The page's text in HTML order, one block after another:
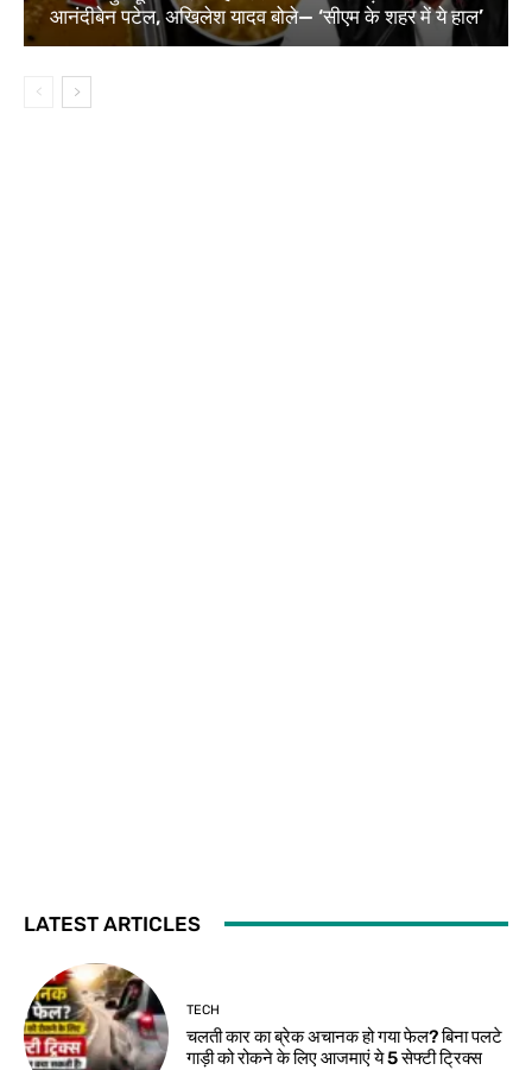
आनंदीबेन पटेल, अखिलेश यादव बोले— ‘सीएम के शहर में ये हाल’
LATEST ARTICLES
TECH
चलती कार का ब्रेक अचानक हो गया फेल? बिना पलटे
गाड़ी को रोकने के लिए आजमाएं ये 5 सेफ्टी ट्रिक्स